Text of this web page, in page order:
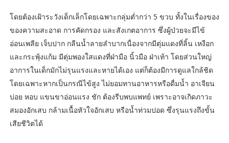
โดยต้องเฝ้าระวังเด็กเล็กโดยเฉพาะกลุ่มต่ำกว่า 5 ขวบ ทั้งในเรื่องของ
ของความสะอาด การคัดกรอง และสังเกตอาการ ซึ่งผู้ป่วยจะมีไข้
อ่อนเพลีย เจ็บปาก กลืนน้ำลายลำบากเนื่องจากมีตุ่มแดงที่ลิ้น เหงือก
และกระพุ้งแก้ม มีตุ่มพองใสแดงที่ฝ่ามือ นิ้วมือ ฝ่าเท้า โดยส่วนใหญ่
อาการในเด็กมักไม่รุนแรงและหายได้เอง แต่ก็ต้องมีการดูแลใกล้ชิด
โดยเฉพาะหากเป็นกรณีไข้สูง ไม่ยอมทานอาหารหรือดื่มน้ำ อาเจียน
บ่อย หอบ แขนขาอ่อนแรง ชัก ต้องรีบพบแพทย์ เพราะอาจเกิดภาวะ
สมองอักเสบ กล้ามเนื้อหัวใจอักเสบ หรือน้ำท่วมปอด ซึ่งรุนแรงถึงขั้น
เสียชีวิตได้